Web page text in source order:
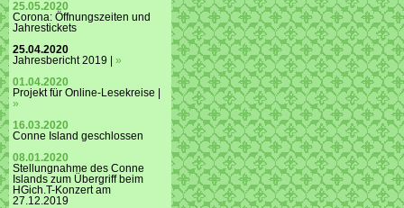
25.05.2020
Corona: Öffnungszeiten und
Jahrestickets
25.04.2020
Jahresbericht 2019 | »
01.04.2020
Projekt für Online-Lesekreise |
»
16.03.2020
Conne Island geschlossen
08.01.2020
Stellungnahme des Conne
Islands zum Übergriff beim
HGich.T-Konzert am
27.12.2019